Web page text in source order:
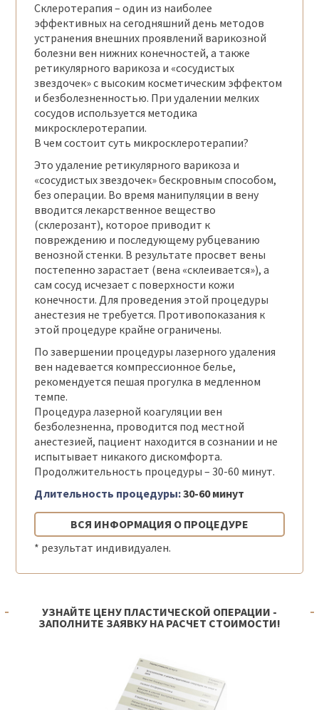
Склеротерапия – один из наиболее
эффективных на сегодняшний день методов
устранения внешних проявлений варикозной
болезни вен нижних конечностей, а также
ретикулярного варикоза и «сосудистых
звездочек» с высоким косметическим эффектом
и безболезненностью. При удалении мелких
сосудов используется методика
микросклеротерапии.
В чем состоит суть микросклеротерапии?
Это удаление ретикулярного варикоза и
«сосудистых звездочек» бескровным способом,
без операции. Во время манипуляции в вену
вводится лекарственное вещество
(склерозант), которое приводит к
повреждению и последующему рубцеванию
венозной стенки. В результате просвет вены
постепенно зарастает (вена «склеивается»), а
сам сосуд исчезает с поверхности кожи
конечности. Для проведения этой процедуры
анестезия не требуется. Противопоказания к
этой процедуре крайне ограничены.
По завершении процедуры лазерного удаления
вен надевается компрессионное белье,
рекомендуется пешая прогулка в медленном
темпе.
Процедура лазерной коагуляции вен
безболезненна, проводится под местной
анестезией, пациент находится в сознании и не
испытывает никакого дискомфорта.
Продолжительность процедуры – 30-60 минут.
Длительность процедуры:30-60 минут
ВСЯ ИНФОРМАЦИЯ О ПРОЦЕДУРЕ
* результат индивидуален.
УЗНАЙТЕ ЦЕНУ ПЛАСТИЧЕСКОЙ ОПЕРАЦИИ -
ЗАПОЛНИТЕ ЗАЯВКУ НА РАСЧЕТ СТОИМОСТИ!